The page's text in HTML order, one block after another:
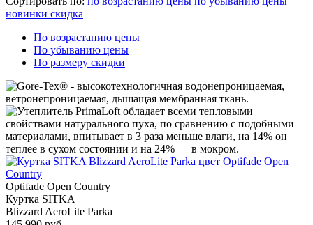
новинки скидка
По возрастанию цены
По убыванию цены
По размеру скидки
Optifade Open Country
Куртка SITKA
Blizzard AeroLite Parka